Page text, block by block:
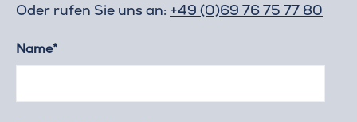
Oder rufen Sie uns an: +49 (0)69 76 75 77 80
Name*